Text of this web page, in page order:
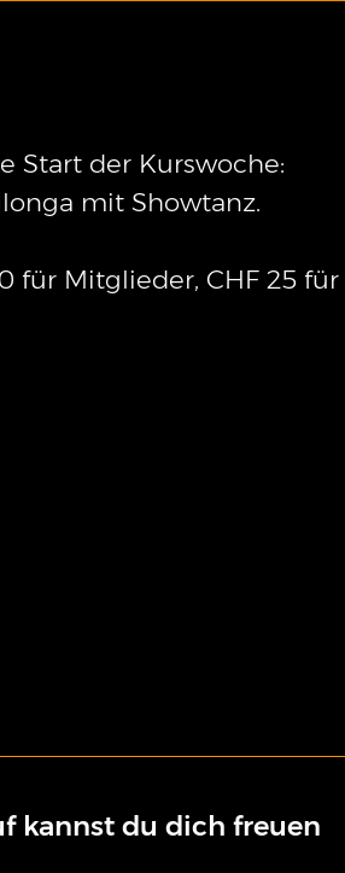
Start der Kurswoche:
mit Showtanz.
für Mitglieder, CHF 25 für
kannst du dich freuen